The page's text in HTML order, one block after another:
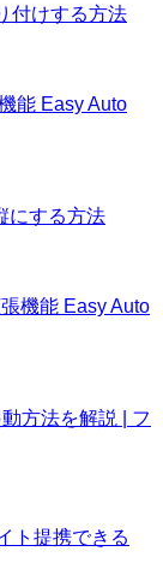
付けする方法
能 Easy Auto
にする方法
機能 Easy Auto
方法を解説 | フ
ト提携できる